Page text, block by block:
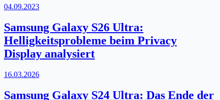
04.09.2023
Samsung Galaxy S26 Ultra:
Helligkeitsprobleme beim Privacy
Display analysiert
16.03.2026
Samsung Galaxy S24 Ultra: Das Ende der